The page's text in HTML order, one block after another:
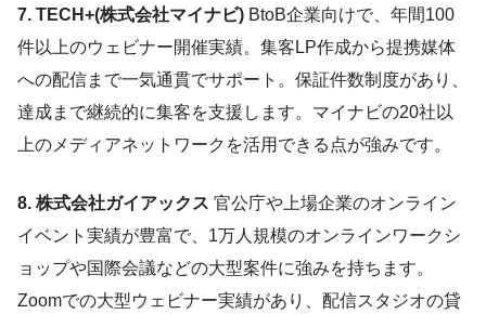
7. TECH+(株式会社マイナビ) BtoB企業向けで、年間100
件以上のウェビナー開催実績。集客LP作成から提携媒体
への配信まで一気通貫でサポート。保証件数制度があり、
達成まで継続的に集客を支援します。マイナビの20社以
上のメディアネットワークを活用できる点が強みです。
8. 株式会社ガイアックス 官公庁や上場企業のオンライン
イベント実績が豊富で、1万人規模のオンラインワークシ
ョップや国際会議などの大型案件に強みを持ちます。
Zoomでの大型ウェビナー実績があり、配信スタジオの貸